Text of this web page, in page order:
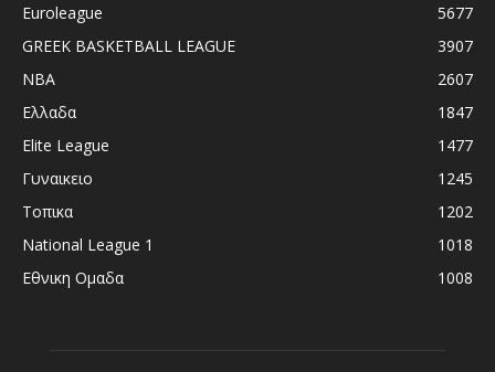
Euroleague
5677
GREEK BASKETBALL LEAGUE
3907
NBA
2607
Ελλαδα
1847
Elite League
1477
Γυναικειο
1245
Τοπικα
1202
National League 1
1018
Εθνικη Ομαδα
1008